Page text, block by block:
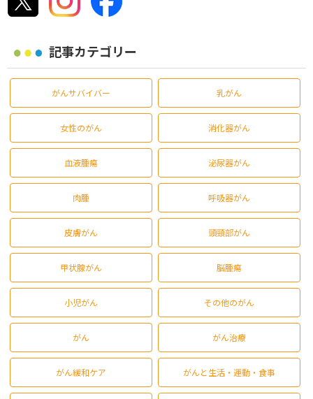
記事カテゴリー
がんサバイバー 乳がん
女性のがん 消化器がん
血液腫瘍 泌尿器がん
肉腫 呼吸器がん
皮膚がん 頭頸部がん
甲状腺がん 脳腫瘍
小児がん その他のがん
がん がん治療
がん緩和ケア がんと生活・運動・食事